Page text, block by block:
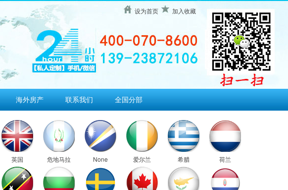
设为首页 加入收藏
海外房产 联系我们 全国分部
英国 危地马拉 None 爱尔兰 希腊 荷兰